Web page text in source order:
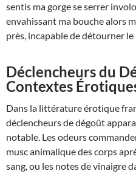
sentis ma gorge se serrer
envahissant ma bouche alors
près, incapable de détourner le
Déclencheurs du
Contextes
Dans la littérature érotique
déclencheurs de dégoût
notable. Les odeurs
musc animalique des corps
sang, ou les notes de vinaigre